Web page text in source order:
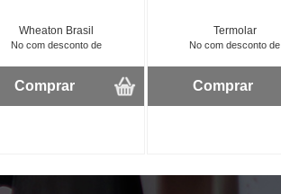
Wheaton Brasil
No com desconto de
Comprar
Termolar
No com desconto de
Comprar